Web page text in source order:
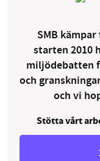
SMB
starten 2010
miljödebatten
och
och vi
Stötta vårt